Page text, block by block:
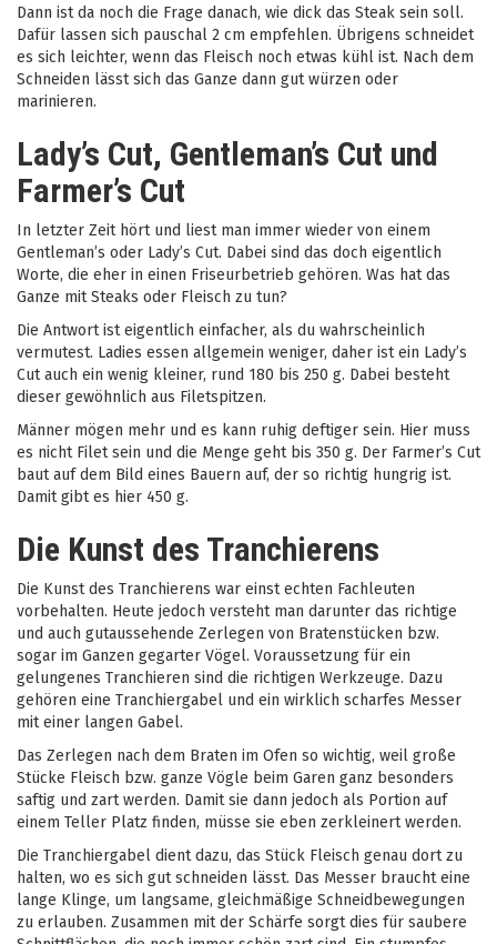
Dann ist da noch die Frage danach, wie dick das Steak sein soll.
Dafür lassen sich pauschal 2 cm empfehlen. Übrigens schneidet
es sich leichter, wenn das Fleisch noch etwas kühl ist. Nach dem
Schneiden lässt sich das Ganze dann gut würzen oder
marinieren.
Lady’s Cut, Gentleman’s Cut und
Farmer’s Cut
In letzter Zeit hört und liest man immer wieder von einem
Gentleman’s oder Lady’s Cut. Dabei sind das doch eigentlich
Worte, die eher in einen Friseurbetrieb gehören. Was hat das
Ganze mit Steaks oder Fleisch zu tun?
Die Antwort ist eigentlich einfacher, als du wahrscheinlich
vermutest. Ladies essen allgemein weniger, daher ist ein Lady’s
Cut auch ein wenig kleiner, rund 180 bis 250 g. Dabei besteht
dieser gewöhnlich aus Filetspitzen.
Männer mögen mehr und es kann ruhig deftiger sein. Hier muss
es nicht Filet sein und die Menge geht bis 350 g. Der Farmer’s Cut
baut auf dem Bild eines Bauern auf, der so richtig hungrig ist.
Damit gibt es hier 450 g.
Die Kunst des Tranchierens
Die Kunst des Tranchierens war einst echten Fachleuten
vorbehalten. Heute jedoch versteht man darunter das richtige
und auch gutaussehende Zerlegen von Bratenstücken bzw.
sogar im Ganzen gegarter Vögel. Voraussetzung für ein
gelungenes Tranchieren sind die richtigen Werkzeuge. Dazu
gehören eine Tranchiergabel und ein wirklich scharfes Messer
mit einer langen Gabel.
Das Zerlegen nach dem Braten im Ofen so wichtig, weil große
Stücke Fleisch bzw. ganze Vögle beim Garen ganz besonders
saftig und zart werden. Damit sie dann jedoch als Portion auf
einem Teller Platz finden, müsse sie eben zerkleinert werden.
Die Tranchiergabel dient dazu, das Stück Fleisch genau dort zu
halten, wo es sich gut schneiden lässt. Das Messer braucht eine
lange Klinge, um langsame, gleichmäßige Schneidbewegungen
zu erlauben. Zusammen mit der Schärfe sorgt dies für saubere